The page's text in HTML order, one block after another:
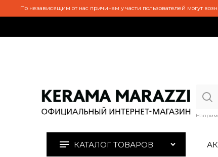
По независящим от нас причинам у части пользователей могут
КАТАЛОГ ТОВАРОВ